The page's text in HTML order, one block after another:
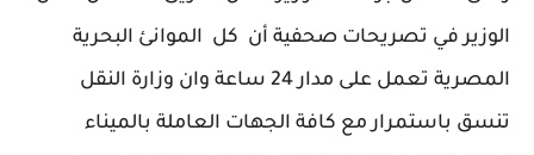
الوزير في تصريحات صحفية أن كل الموانئ البحرية
المصرية تعمل على مدار 24 ساعة وان وزارة النقل
تنسق باستمرار مع كافة الجهات العاملة بالميناء